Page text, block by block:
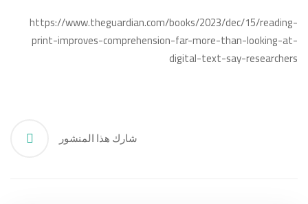
https://www.theguardian.com/books/2023/dec/15/reading-
print-improves-comprehension-far-more-than-looking-at-
digital-text-say-researchers
شارك هذا المنشور